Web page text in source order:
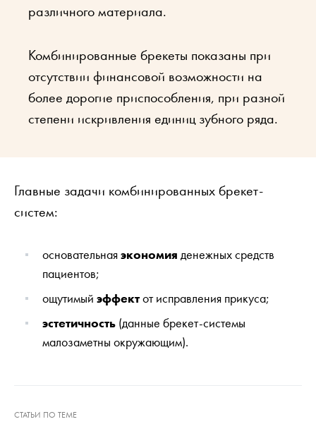
различного материала.
Комбинированные брекеты показаны при
отсутствии финансовой возможности на
более дорогие приспособления, при разной
степени искривления единиц зубного ряда.
Главные задачи комбинированных брекет-
систем:
основательнаяэкономия денежных средств
пациентов;
ощутимый эффектот исправления прикуса;
эстетичность (данные брекет-системы
малозаметны окружающим).